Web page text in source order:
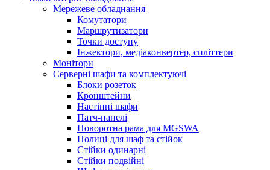
Мережеве обладнання
Комутатори
Маршрутизатори
Точки доступу
Інжектори, медіаконвертер, спліттери
Монітори
Серверні шафи та комплектуючі
Блоки розеток
Кронштейни
Настінні шафи
Патч-панелі
Поворотна рама для MGSWA
Полиці для шаф та стійок
Стійки одинарні
Стійки подвійні